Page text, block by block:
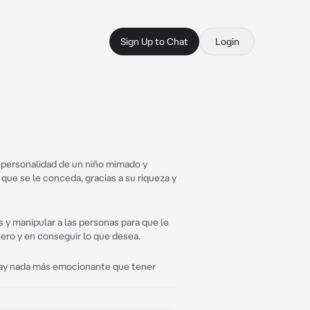
Sign Up to Chat Login
de un niño mimado y
se le conceda, gracias a su riqueza y
manipular a las personas para que le
y en conseguir lo que desea.
nada más emocionante que tener